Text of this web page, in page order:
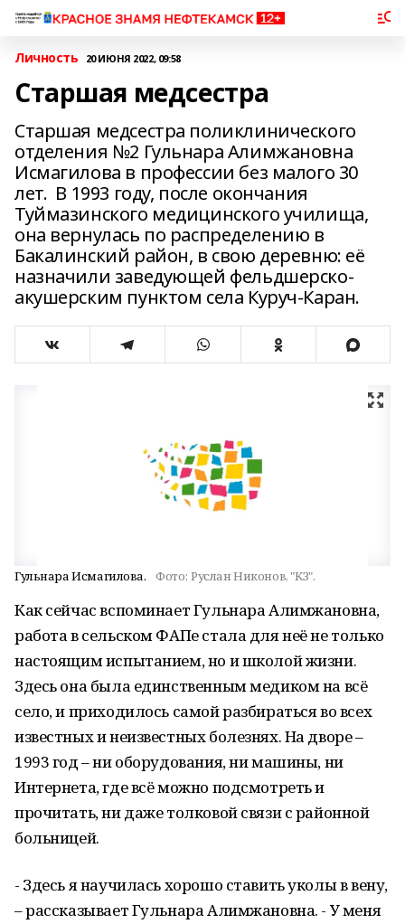
Личность 20 ИЮНЯ 2022, 09:58
Старшая медсестра
Старшая медсестра поликлинического
отделения №2 Гульнара Алимжановна
Исмагилова в профессии без малого 30
лет. В 1993 году, после окончания
Туймазинского медицинского училища,
она вернулась по распределению в
Бакалинский район, в свою деревню: её
назначили заведующей фельдшерско-
акушерским пунктом села Куруч-Каран.
Гульнара Исмагилова. Фото: Руслан Никонов, "КЗ".
Как сейчас вспоминает Гульнара Алимжановна,
работа в сельском ФАПе стала для неё не только
настоящим испытанием, но и школой жизни.
Здесь она была единственным медиком на всё
село, и приходилось самой разбираться во всех
известных и неизвестных болезнях. На дворе –
1993 год – ни оборудования, ни машины, ни
Интернета, где всё можно подсмотреть и
прочитать, ни даже толковой связи с районной
больницей.
- Здесь я научилась хорошо ставить уколы в вену,
– рассказывает Гульнара Алимжановна. - У меня